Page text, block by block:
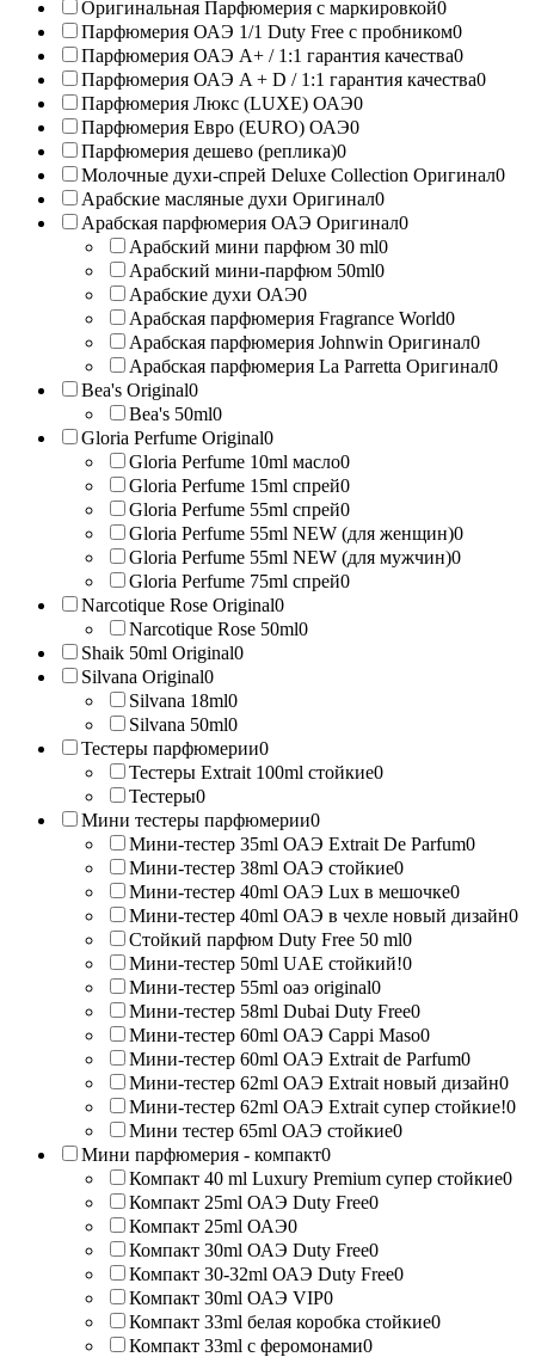
Оригинальная Парфюмерия с маркировкой0
Парфюмерия ОАЭ 1/1 Duty Free с пробником0
Парфюмерия ОАЭ A+ / 1:1 гарантия качества0
Парфюмерия ОАЭ A + D / 1:1 гарантия качества0
Парфюмерия Люкс (LUXE) ОАЭ0
Парфюмерия Евро (EURO) ОАЭ0
Парфюмерия дешево (реплика)0
Молочные духи-спрей Deluxe Collection Оригинал0
Арабские масляные духи Оригинал0
Арабская парфюмерия ОАЭ Оригинал0
Арабский мини парфюм 30 ml0
Арабский мини-парфюм 50ml0
Арабские духи ОАЭ0
Арабская парфюмерия Fragrance World0
Арабская парфюмерия Johnwin Оригинал0
Арабская парфюмерия La Parretta Оригинал0
Bea's Original0
Bea's 50ml0
Gloria Perfume Original0
Gloria Perfume 10ml масло0
Gloria Perfume 15ml спрей0
Gloria Perfume 55ml спрей0
Gloria Perfume 55ml NEW (для женщин)0
Gloria Perfume 55ml NEW (для мужчин)0
Gloria Perfume 75ml спрей0
Narcotique Rose Original0
Narcotique Rose 50ml0
Shaik 50ml Original0
Silvana Original0
Silvana 18ml0
Silvana 50ml0
Тестеры парфюмерии0
Тестеры Extrait 100ml стойкие0
Тестеры0
Мини тестеры парфюмерии0
Мини-тестер 35ml ОАЭ Extrait De Parfum0
Мини-тестер 38ml ОАЭ стойкие0
Мини-тестер 40ml ОАЭ Lux в мешочке0
Мини-тестер 40ml ОАЭ в чехле новый дизайн0
Стойкий парфюм Duty Free 50 ml0
Мини-тестер 50ml UAE стойкий!0
Мини-тестер 55ml оаэ original0
Мини-тестер 58ml Dubai Duty Free0
Мини-тестер 60ml ОАЭ Cappi Maso0
Мини-тестер 60ml ОАЭ Extrait de Parfum0
Мини-тестер 62ml ОАЭ Extrait новый дизайн0
Мини-тестер 62ml ОАЭ Extrait супер стойкие!0
Мини тестер 65ml ОАЭ стойкие0
Мини парфюмерия - компакт0
Компакт 40 ml Luxury Premium супер стойкие0
Компакт 25ml ОАЭ Duty Free0
Компакт 25ml ОАЭ0
Компакт 30ml ОАЭ Duty Free0
Компакт 30-32ml ОАЭ Duty Free0
Компакт 30ml ОАЭ VIP0
Компакт 33ml белая коробка стойкие0
Компакт 33ml с феромонами0